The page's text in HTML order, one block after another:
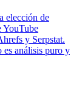
elección de
YouTube
y Serpstat.
es análisis puro y